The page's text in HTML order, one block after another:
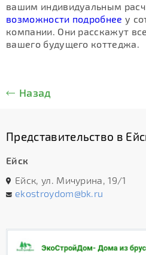
вашим индивидуальным
возможности подробнее у
компании. Они расскажут
вашего будущего коттеджа.
Назад
Представительство в
Ейск
Ейск, ул. Мичурина, 19/1
ekostroydom@bk.ru